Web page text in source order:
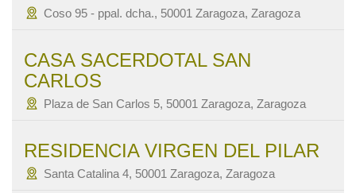
Coso 95 - ppal. dcha., 50001 Zaragoza, Zaragoza
CASA SACERDOTAL SAN
CARLOS
Plaza de San Carlos 5, 50001 Zaragoza, Zaragoza
RESIDENCIA VIRGEN DEL PILAR
Santa Catalina 4, 50001 Zaragoza, Zaragoza